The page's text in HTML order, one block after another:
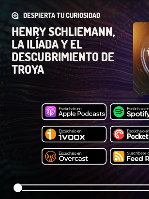
DESPIERTA TU CURIOSIDAD
HENRY SCHLIEMANN,
LA ILÍADA Y EL
DESCUBRIMIENTO DE
TROYA